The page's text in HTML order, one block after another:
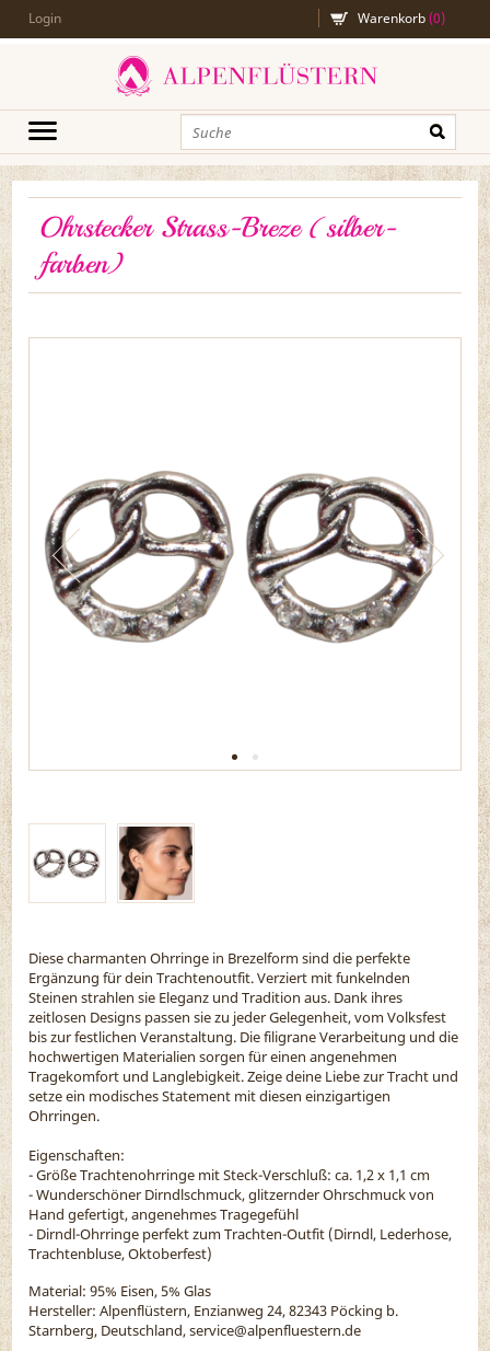
Login Warenkorb(0)
Ohrstecker Strass-Breze (silber-
farben)
Diese charmanten Ohrringe in Brezelform sind die perfekte
Ergänzung für dein Trachtenoutfit. Verziert mit funkelnden
Steinen strahlen sie Eleganz und Tradition aus. Dank ihres
zeitlosen Designs passen sie zu jeder Gelegenheit, vom Volksfest
bis zur festlichen Veranstaltung. Die filigrane Verarbeitung und die
hochwertigen Materialien sorgen für einen angenehmen
Tragekomfort und Langlebigkeit. Zeige deine Liebe zur Tracht und
setze ein modisches Statement mit diesen einzigartigen
Ohrringen.
Eigenschaften:
- Größe Trachtenohrringe mit Steck-Verschluß: ca. 1,2 x 1,1 cm
- Wunderschöner Dirndlschmuck, glitzernder Ohrschmuck von
Hand gefertigt, angenehmes Tragegefühl
- Dirndl-Ohrringe perfekt zum Trachten-Outfit (Dirndl, Lederhose,
Trachtenbluse, Oktoberfest)
Material: 95% Eisen, 5% Glas
Hersteller: Alpenflüstern, Enzianweg 24, 82343 Pöcking b.
Starnberg, Deutschland, service@alpenfluestern.de